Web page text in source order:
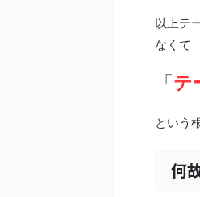
以上テ
なくて
「テ
という
何